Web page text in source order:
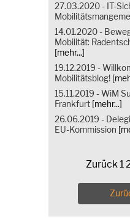
27.03.2020 - IT-
14.01.2020 -
Mobilität:
[mehr...]
19.12.2019 -
Mobilitätsblog!
15.11.2019 - WiM
Frankfurt [mehr...]
26.06.2019 -
EU-Kommission
Zurück 1